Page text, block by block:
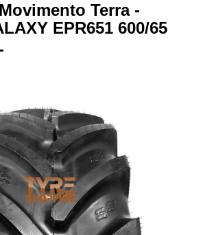
Terra -
EPR651 600/65